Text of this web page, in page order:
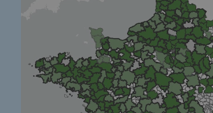
Energiz Mouv
Le programme social
Territorial
Territorial